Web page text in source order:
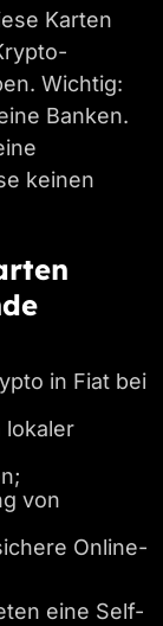
Karten
Wichtig:
Banken.
keinen
in Fiat bei
lokaler
von
Online-
eine Self-